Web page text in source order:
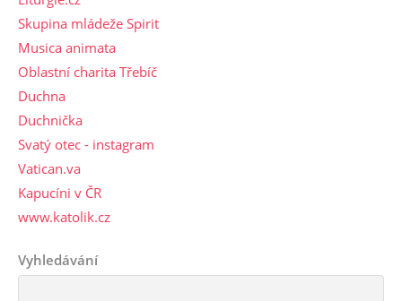
Skupina mládeže Spirit
Musica animata
Oblastní charita Třebíč
Duchna
Duchnička
Svatý otec - instagram
Vatican.va
Kapucíni v ČR
www.katolik.cz
Vyhledávání